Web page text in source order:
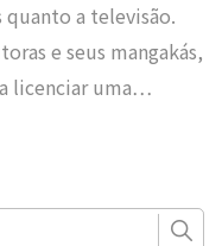
quanto a televisão.
e seus mangakás,
licenciar uma…